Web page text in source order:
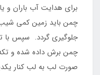
برای هدایت آب باران
چمن باید زمین کمی
جلوگیری گردد. سپس با
چمن برش داده شده و
صورت لب به لب کنار